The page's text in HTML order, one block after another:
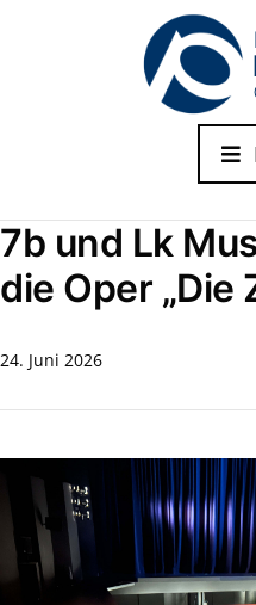
7b und Lk
die Oper „Die
24. Juni 2026